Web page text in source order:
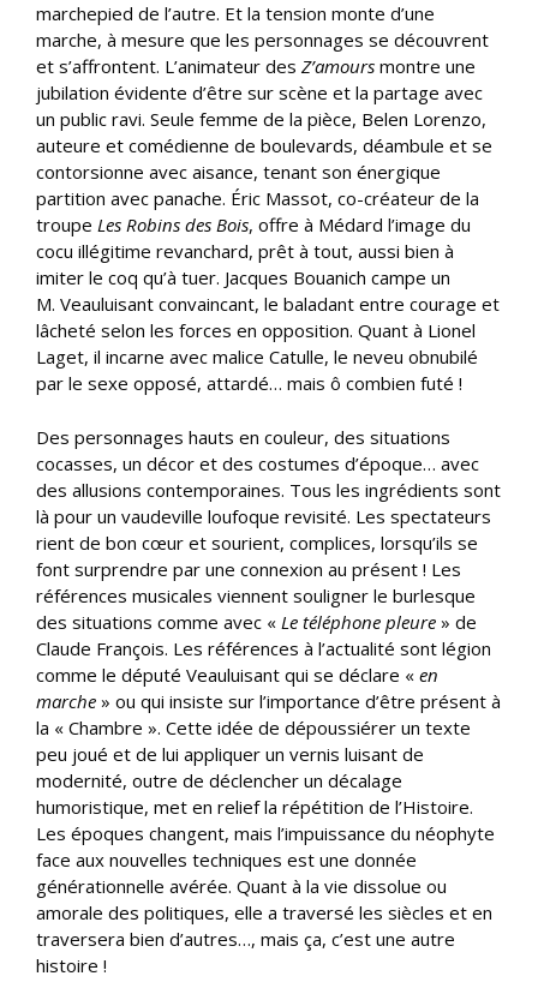
marchepied de l’autre. Et la tension monte d’une
marche, à mesure que les personnages se découvrent
et s’affrontent. L’animateur des Z’amours montre une
jubilation évidente d’être sur scène et la partage avec
un public ravi. Seule femme de la pièce, Belen Lorenzo,
auteure et comédienne de boulevards, déambule et se
contorsionne avec aisance, tenant son énergique
partition avec panache. Éric Massot, co-créateur de la
troupe Les Robins des Bois, offre à Médard l’image du
cocu illégitime revanchard, prêt à tout, aussi bien à
imiter le coq qu’à tuer. Jacques Bouanich campe un
M. Veauluisant convaincant, le baladant entre courage et
lâcheté selon les forces en opposition. Quant à Lionel
Laget, il incarne avec malice Catulle, le neveu obnubilé
par le sexe opposé, attardé… mais ô combien futé !
Des personnages hauts en couleur, des situations
cocasses, un décor et des costumes d’époque… avec
des allusions contemporaines. Tous les ingrédients sont
là pour un vaudeville loufoque revisité. Les spectateurs
rient de bon cœur et sourient, complices, lorsqu’ils se
font surprendre par une connexion au présent ! Les
références musicales viennent souligner le burlesque
des situations comme avec « Le téléphone pleure » de
Claude François. Les références à l’actualité sont légion
comme le député Veauluisant qui se déclare « en
marche » ou qui insiste sur l’importance d’être présent à
la « Chambre ». Cette idée de dépoussiérer un texte
peu joué et de lui appliquer un vernis luisant de
modernité, outre de déclencher un décalage
humoristique, met en relief la répétition de l’Histoire.
Les époques changent, mais l’impuissance du néophyte
face aux nouvelles techniques est une donnée
générationnelle avérée. Quant à la vie dissolue ou
amorale des politiques, elle a traversé les siècles et en
traversera bien d’autres…, mais ça, c’est une autre
histoire !